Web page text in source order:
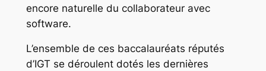
encore naturelle du collaborateur avec
software.
L’ensemble de ces baccalauréats réputés
d’IGT se déroulent dotés les dernières